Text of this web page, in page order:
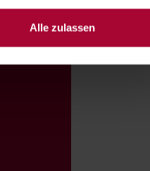
Alle zulassen